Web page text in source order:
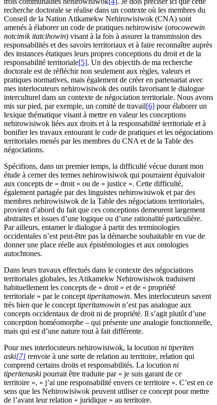
recherche doctorale se réalise dans un contexte où les membres du
Conseil de la Nation Atikamekw Nehirowisiwok (CNA) sont
amenés à élaborer un code de pratiques nehirowisiw (orocowewin
notcimik itatcihowin) visant à la fois à assurer la transmission des
responsabilités et des savoirs territoriaux et à faire reconnaître auprès
des instances étatiques leurs propres conceptions du droit et de la
responsabilité territoriale[5]. Un des objectifs de ma recherche
doctorale est de réfléchir non seulement aux règles, valeurs et
pratiques normatives, mais également de créer en partenariat avec
mes interlocuteurs nehirowisiwok des outils favorisant le dialogue
interculturel dans un contexte de négociation territoriale. Nous avons
mis sur pied, par exemple, un comité de travail[6] pour élaborer un
lexique thématique visant à mettre en valeur les conceptions
nehirowisiwok liées aux droits et à la responsabilité territoriale et à
bonifier les travaux entourant le code de pratiques et les négociations
territoriales menés par les membres du CNA et de la Table des
négociations.
Spécifions, dans un premier temps, la difficulté vécue durant mon
étude à cerner des termes nehirowisiwok qui pourraient équivaloir
aux concepts de « droit » ou de « justice ». Cette difficulté,
également partagée par des linguistes nehirowisiwok et par des
membres nehirowisiwok de la Table des négociations territoriales,
provient d’abord du fait que ces conceptions demeurent largement
abstraites et issues d’une logique ou d’une rationalité particulière.
Par ailleurs, entamer le dialogue à partir des terminologies
occidentales n’est peut-être pas la démarche souhaitable en vue de
donner une place réelle aux épistémologies et aux ontologies
autochtones.
Dans leurs travaux effectués dans le contexte des négociations
territoriales globales, les Atikamekw Nehirowisiwok traduisent
habituellement les concepts de « droit » et de « propriété
territoriale » par le concepttiperitamowin. Mes interlocuteurs savent
très bien que le concepttiperitamowin n’est pas analogue aux
concepts occidentaux de droit ni de propriété. Il s’agit plutôt d’une
conception homéomorphe – qui présente une analogie fonctionnelle,
mais qui est d’une nature tout à fait différente.
Pour mes interlocuteurs nehirowisiwok, la locution ni tiperiten
aski[7] renvoie à une sorte de relation au territoire, relation qui
comprend certains droits et responsabilités. La locution ni
tiperitenaski pourrait être traduite par « je suis garant de ce
territoire », « j’ai une responsabilité envers ce territoire ». C’est en ce
sens que les Nehirowisiwok peuvent utiliser ce concept pour mettre
de l’avant leur relation « juridique » au territoire.